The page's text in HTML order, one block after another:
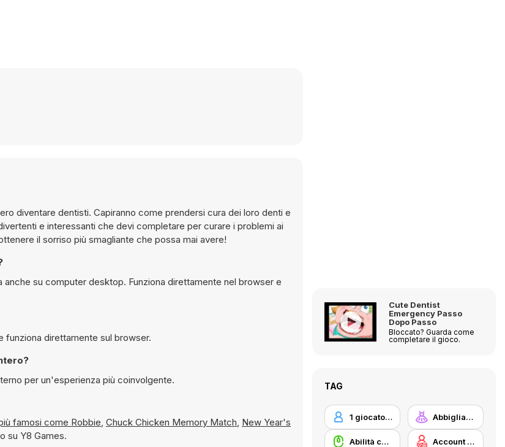
diventare dentisti. Capiranno come prendersi cura dei loro denti e
e interessanti che devi completare per curare i problemi ai
il sorriso più smagliante che possa mai avere!
gratuitamente a Cute Dentist Emergency su Y8 e funziona direttamente sul browser.
intero?
schermo interno per un'esperienza più coinvolgente.
più famosi come Robbie, Chuck Chicken Memory Match, New Year's
su Y8 Games.
Cute Dentist
Emergency Passo
Dopo Passo
Bloccato? Guarda come
completare il gioco.
TAG
1 giocatore Abbigliamento Dress Up
Abilità con il mouse Account Y8